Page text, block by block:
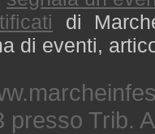
di
di eventi,
presso Trib.